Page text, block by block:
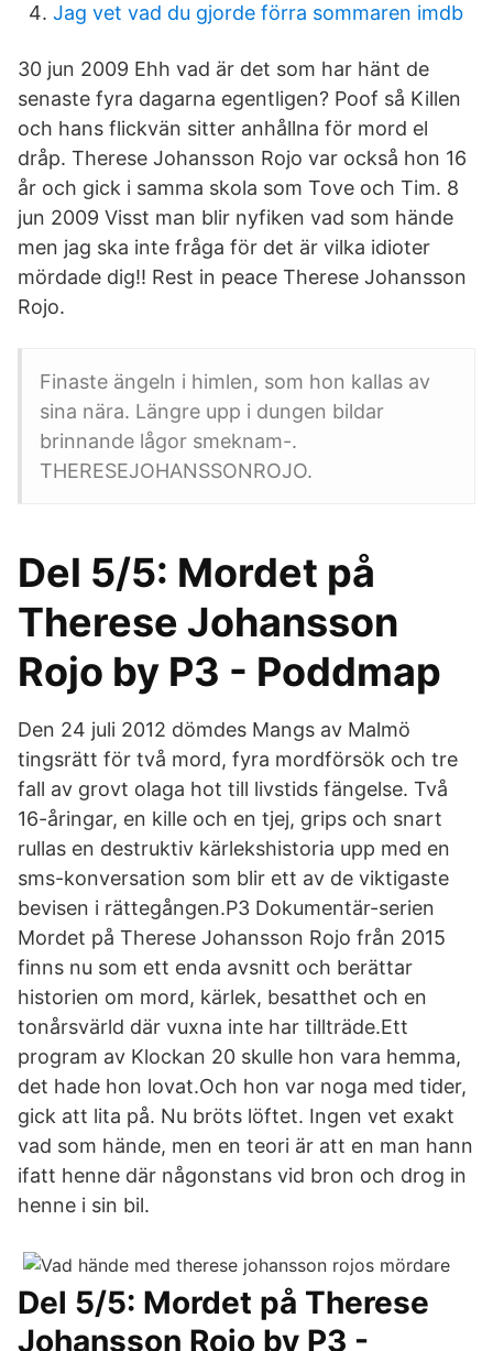
Jag vet vad du gjorde förra sommaren imdb
30 jun 2009 Ehh vad är det som har hänt de
senaste fyra dagarna egentligen? Poof så Killen
och hans flickvän sitter anhållna för mord el
dråp. Therese Johansson Rojo var också hon 16
år och gick i samma skola som Tove och Tim. 8
jun 2009 Visst man blir nyfiken vad som hände
men jag ska inte fråga för det är vilka idioter
mördade dig!! Rest in peace Therese Johansson
Rojo.
Finaste ängeln i himlen, som hon kallas av
sina nära. Längre upp i dungen bildar
brinnande lågor smeknam-.
THERESEJOHANSSONROJO.
Del 5/5: Mordet på
Therese Johansson
Rojo by P3 - Poddmap
Den 24 juli 2012 dömdes Mangs av Malmö
tingsrätt för två mord, fyra mordförsök och tre
fall av grovt olaga hot till livstids fängelse. Två
16-åringar, en kille och en tjej, grips och snart
rullas en destruktiv kärlekshistoria upp med en
sms-konversation som blir ett av de viktigaste
bevisen i rättegången.P3 Dokumentär-serien
Mordet på Therese Johansson Rojo från 2015
finns nu som ett enda avsnitt och berättar
historien om mord, kärlek, besatthet och en
tonårsvärld där vuxna inte har tillträde.Ett
program av Klockan 20 skulle hon vara hemma,
det hade hon lovat.Och hon var noga med tider,
gick att lita på. Nu bröts löftet. Ingen vet exakt
vad som hände, men en teori är att en man hann
ifatt henne där någonstans vid bron och drog in
henne i sin bil.
Del 5/5: Mordet på Therese
Johansson Rojo by P3 -